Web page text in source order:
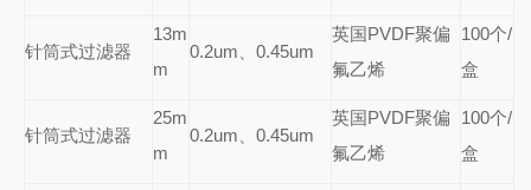
针筒式过滤器
13m
m
0.2um 、0.45um
英国PVDF聚偏
氟乙烯
100个/
盒
针筒式过滤器
25m
m
0.2um 、0.45um
英国PVDF聚偏
氟乙烯
100个/
盒